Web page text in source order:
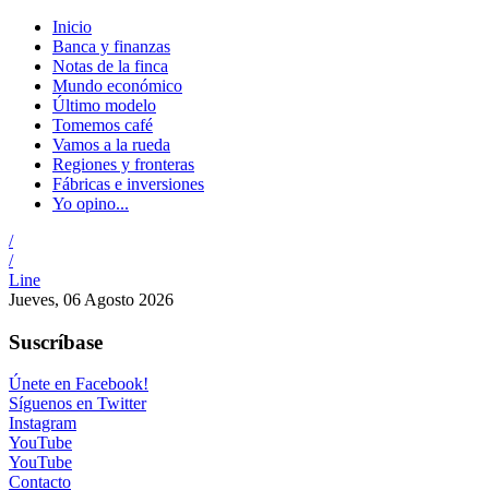
Inicio
Banca y finanzas
Notas de la finca
Mundo económico
Último modelo
Tomemos café
Vamos a la rueda
Regiones y fronteras
Fábricas e inversiones
Yo opino...
/
/
Line
Jueves, 06 Agosto 2026
Suscríbase
Únete en Facebook!
Síguenos en Twitter
Instagram
YouTube
YouTube
Contacto